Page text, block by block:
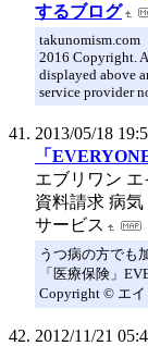
するブログ
takunomism.com
2016 Copyright.
displayed above
service provider
2013/05/18
「
エブリワン
資料請求 病
サービス
うつ病の方でも
「医療保険」
Copyright © エイ
2012/11/21